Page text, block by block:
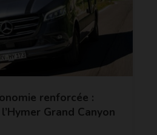
renforcée :
Grand Canyon